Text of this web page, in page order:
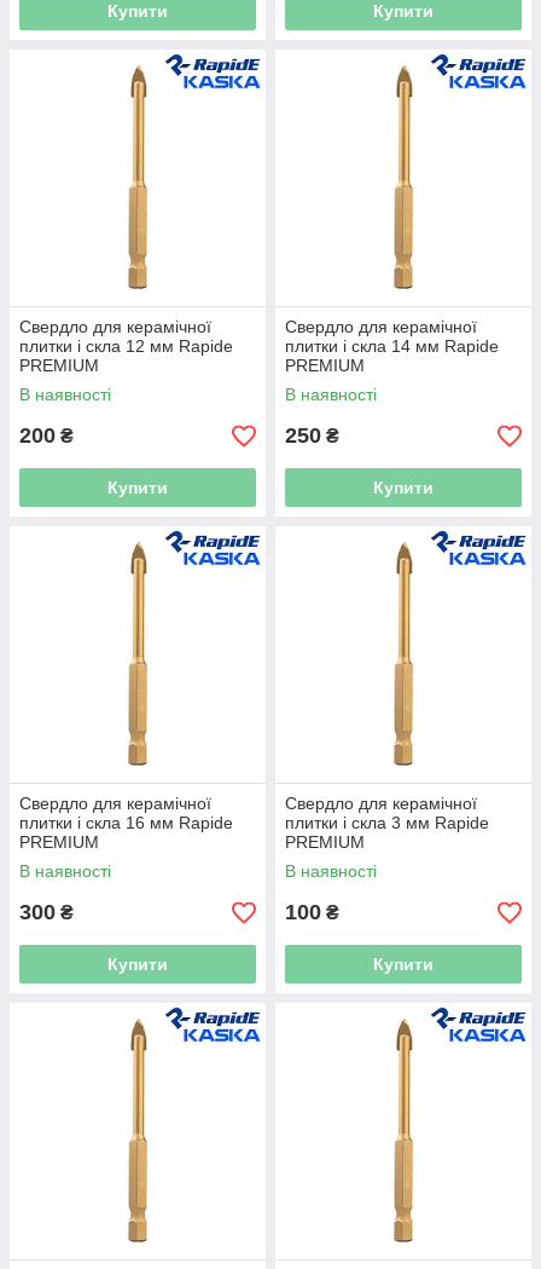
Купити Купити
Свердло для керамічної
плитки і скла 12 мм Rapide
PREMIUM
В наявності
200 ₴
Купити
Свердло для керамічної
плитки і скла 14 мм Rapide
PREMIUM
В наявності
250 ₴
Купити
Свердло для керамічної
плитки і скла 16 мм Rapide
PREMIUM
В наявності
300 ₴
Купити
Свердло для керамічної
плитки і скла 3 мм Rapide
PREMIUM
В наявності
100 ₴
Купити